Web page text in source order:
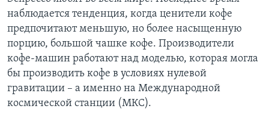
АМЕРИКА. БОЛЬШОЕ ПУТЕШЕСТВИЕ
ВИДЕО
ПОДПИСКА НА НОВОСТИ
Learning English
СОЦИАЛЬНЫЕ СЕТИ
наблюдается тенденция, когда ценители кофе
предпочитают меньшую, но более насыщенную
порцию, большой чашке кофе. Производители
кофе-машин работают над моделью, которая могла
бы производить кофе в условиях нулевой
гравитации – а именно на Международной
космической станции (МКС).